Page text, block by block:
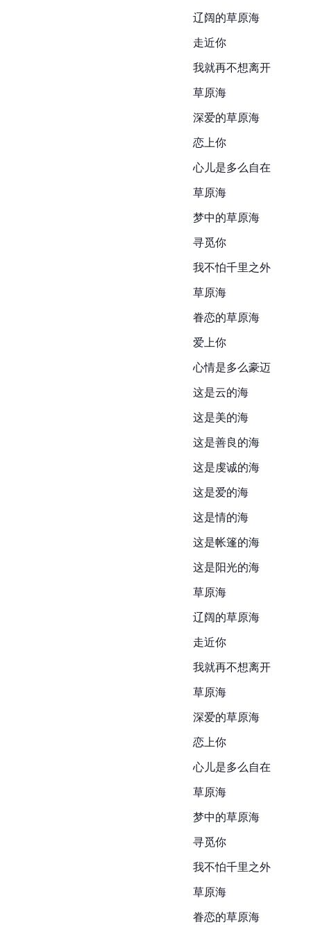
辽阔的草原海
走近你
我就再不想离开
草原海
深爱的草原海
恋上你
心儿是多么自在
草原海
梦中的草原海
寻觅你
我不怕千里之外
草原海
眷恋的草原海
爱上你
心情是多么豪迈
这是云的海
这是美的海
这是善良的海
这是虔诚的海
这是爱的海
这是情的海
这是帐篷的海
这是阳光的海
草原海
辽阔的草原海
走近你
我就再不想离开
草原海
深爱的草原海
恋上你
心儿是多么自在
草原海
梦中的草原海
寻觅你
我不怕千里之外
草原海
眷恋的草原海